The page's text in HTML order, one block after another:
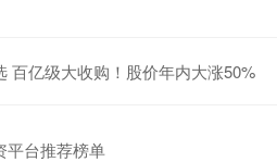
百亿级大收购！股价年内大涨50%
平台推荐榜单